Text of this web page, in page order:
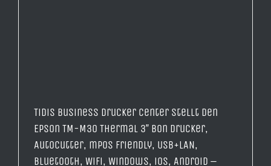
TiDis Business Drucker Center stellt den
Epson TM-M30 Thermal 3″ Bon Drucker,
AutoCutter, mPOS Friendly, USB+LAN,
Bluetooth, WiFi, Windows, iOS, Android –